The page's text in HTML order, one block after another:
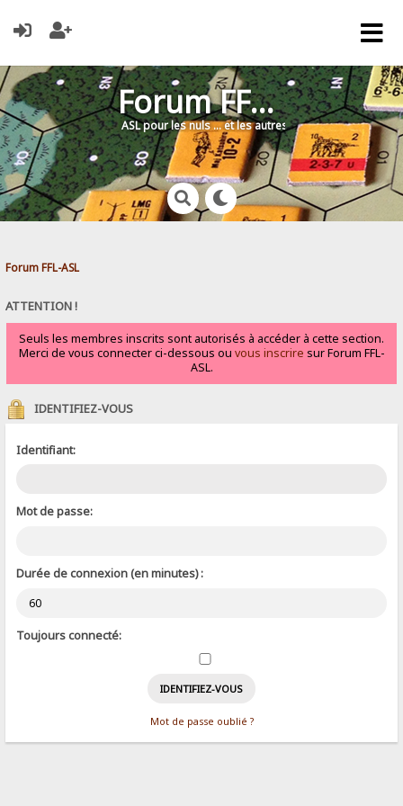
Forum FFL-ASL
ASL pour les nuls … et les autres !
Forum FFL-ASL
ATTENTION !
Seuls les membres inscrits sont autorisés à accéder à cette section.
Merci de vous connecter ci-dessous ou vous inscrire sur Forum FFL-
ASL.
IDENTIFIEZ-VOUS
Identifiant:
Mot de passe:
Durée de connexion (en minutes) :
Toujours connecté:
Mot de passe oublié ?